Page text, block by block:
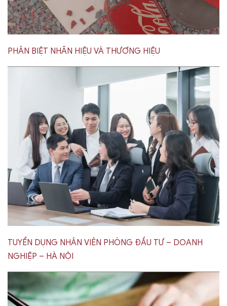
PHÂN BIỆT NHÃN HIỆU VÀ THƯƠNG HIỆU
TUYỂN DỤNG NHÂN VIÊN PHÒNG ĐẦU TƯ – DOANH
NGHIỆP – HÀ NỘI